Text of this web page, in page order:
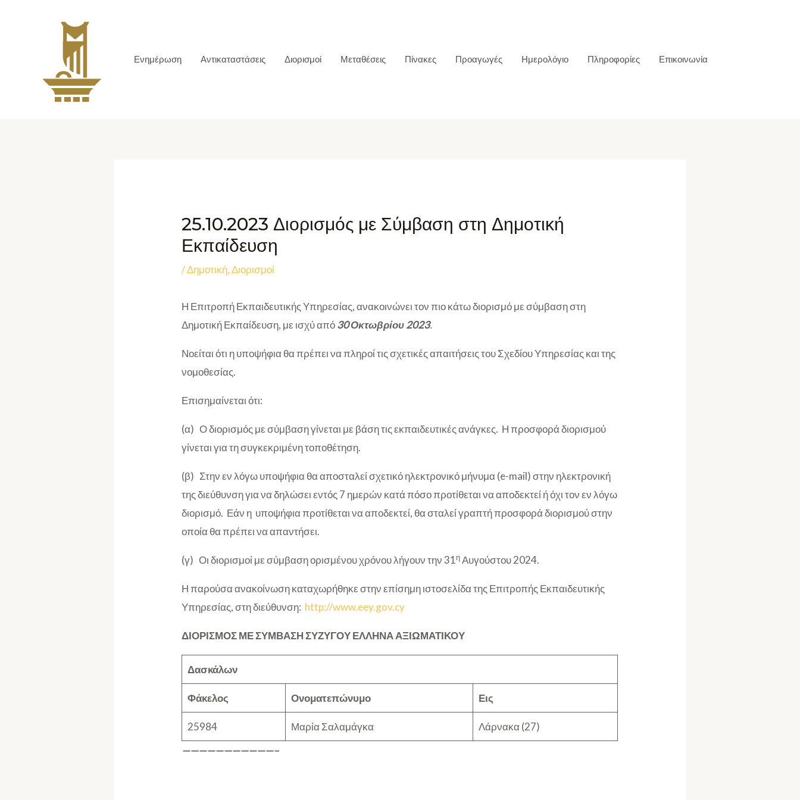
Ενημέρωση Αντικαταστάσεις Διορισμοί Μεταθέσεις Πίνακες Προαγωγές Ημερολόγιο Πληροφορίες Επικοινωνία
25.10.2023 Διορισμός με Σύμβαση στη Δημοτική
Εκπαίδευση
/Δημοτική,Διορισμοί
Η Επιτροπή Εκπαιδευτικής Υπηρεσίας, ανακοινώνει τον πιο κάτω διορισμό με σύμβαση στη
Δημοτική Εκπαίδευση, με ισχύ από30 Οκτωβρίου 2023.
Νοείται ότι η υποψήφια θα πρέπει να πληροί τις σχετικές απαιτήσεις του Σχεδίου Υπηρεσίας και της
νομοθεσίας.
Επισημαίνεται ότι:
(α) Ο διορισμός με σύμβαση γίνεται με βάση τις εκπαιδευτικές ανάγκες. Η προσφορά διορισμού
γίνεται για τη συγκεκριμένη τοποθέτηση.
(β) Στην εν λόγω υποψήφια θα αποσταλεί σχετικό ηλεκτρονικό μήνυμα (e-mail) στην ηλεκτρονική
της διεύθυνση για να δηλώσει εντός 7 ημερών κατά πόσο προτίθεται να αποδεκτεί ή όχι τον εν λόγω
διορισμό. Εάν η υποψήφια προτίθεται να αποδεκτεί, θα σταλεί γραπτή προσφορά διορισμού στην
οποία θα πρέπει να απαντήσει.
(γ) Οι διορισμοί με σύμβαση ορισμένου χρόνου λήγουν την 31ηΑυγούστου 2024.
Η παρούσα ανακοίνωση καταχωρήθηκε στην επίσημη ιστοσελίδα της Επιτροπής Εκπαιδευτικής
Υπηρεσίας, στη διεύθυνση: http://www.eey.gov.cy
ΔΙΟΡΙΣΜΟΣ ΜΕ ΣΥΜΒΑΣΗ ΣΥΖΥΓΟΥ ΕΛΛΗΝΑ ΑΞΙΩΜΑΤΙΚΟΥ
Δασκάλων
Φάκελος Ονοματεπώνυμο Εις
25984 Μαρία Σαλαμάγκα
Λάρνακα (27)
———————————–